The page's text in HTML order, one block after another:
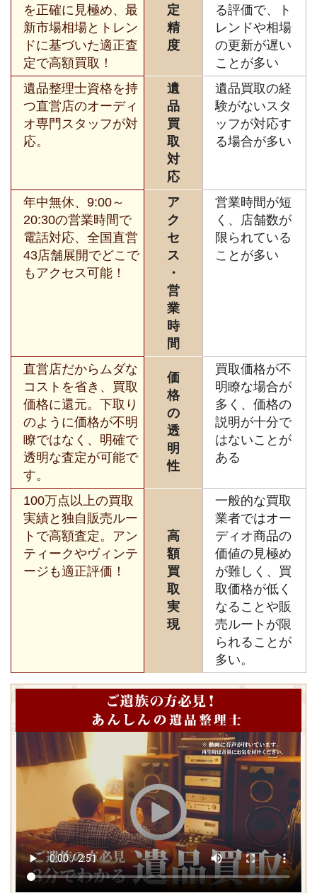
を正確に見極め、最
新市場相場とトレン
ドに基づいた適正査
定で高額買取！
定
精
度
る評価で、ト
レンドや相場
の更新が遅い
ことが多い
遺品整理士資格を持
つ直営店のオーディ
オ専門スタッフが対
応。
遺
品
買
取
対
応
遺品買取の経
験がないスタ
ッフが対応す
る場合が多い
年中無休、9:00～
20:30の営業時間で
電話対応、全国直営
43店舗展開でどこで
もアクセス可能！
ア
ク
セ
ス
・
営
業
時
間
営業時間が短
く、店舗数が
限られている
ことが多い
直営店だからムダな
コストを省き、買取
価格に還元。下取り
のように価格が不明
瞭ではなく、明確で
透明な査定が可能で
す。
価
格
の
透
明
性
買取価格が不
明瞭な場合が
多く、価格の
説明が十分で
はないことが
ある
100万点以上の買取
実績と独自販売ルー
トで高額査定。アン
ティークやヴィンテ
ージも適正評価！
高
額
買
取
実
現
一般的な買取
業者ではオー
ディオ商品の
価値の見極め
が難しく、買
取価格が低く
なることや販
売ルートが限
られることが
多い。